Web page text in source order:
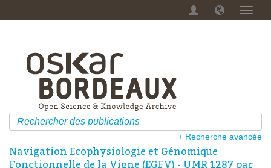
Menu
+ Recherche avancée
Navigation Ecophysiologie et Génomique
Fonctionnelle de la Vigne (EGFV) - UMR 1287 par